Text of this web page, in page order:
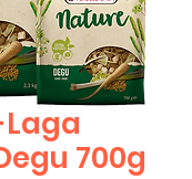
700g